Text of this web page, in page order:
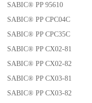
SABIC® PP 95610
SABIC® PP CPC04C
SABIC® PP CPC35C
SABIC® PP CX02-81
SABIC® PP CX02-82
SABIC® PP CX03-81
SABIC® PP CX03-82